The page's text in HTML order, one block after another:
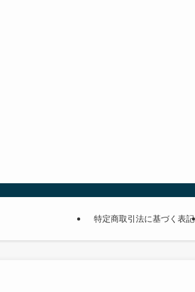
特定商取引法に基づく表記